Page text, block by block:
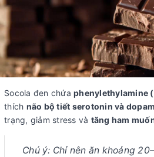
Socola đen chứa phenylethylamine
thích não bộ tiết serotonin và
trạng, giảm stress và tăng ham
Chú ý: Chỉ nên ăn khoảng